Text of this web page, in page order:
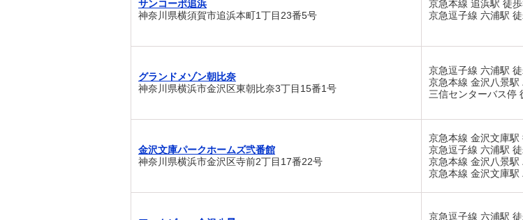
サンコーポ追浜
神奈川県横須賀市追浜本町1丁目23番5号
京急本線 追浜駅 徒
京急逗子線 六浦駅
グランドメゾン朝比奈
神奈川県横浜市金沢区東朝比奈3丁目15番1号
京急逗子線 六浦駅
京急本線 金沢八景駅
三信センターバス停
金沢文庫パークホームズ弐番館
神奈川県横浜市金沢区寺前2丁目17番22号
京急本線 金沢文庫駅
京急逗子線 六浦駅
京急本線 金沢八景駅
京急本線 金沢文庫駅
京急逗子線 六浦駅